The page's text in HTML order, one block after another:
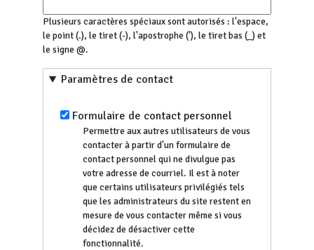
Plusieurs caractères spéciaux sont autorisés : l'espace,
le point (.), le tiret (-), l'apostrophe ('), le tiret bas (_) et
le signe @.
Paramètres de contact
Formulaire de contact personnel
Permettre aux autres utilisateurs de vous
contacter à partir d'un formulaire de
contact personnel qui ne divulgue pas
votre adresse de courriel. Il est à noter
que certains utilisateurs privilégiés tels
que les administrateurs du site restent en
mesure de vous contacter même si vous
décidez de désactiver cette
fonctionnalité.